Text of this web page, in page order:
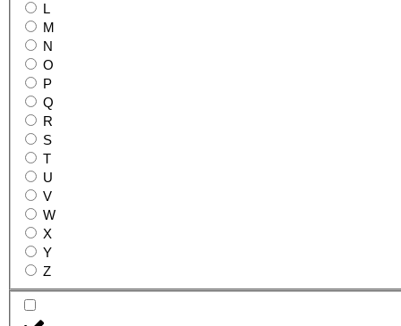
L
M
N
O
P
Q
R
S
T
U
V
W
X
Y
Z